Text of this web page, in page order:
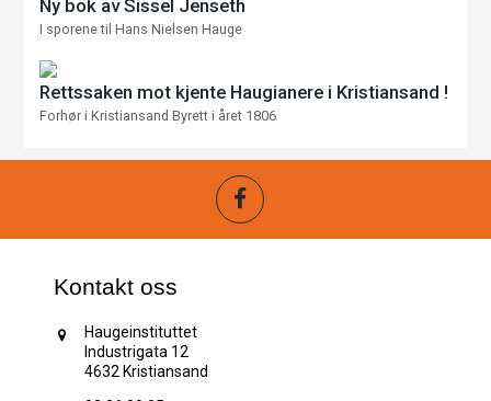
Ny bok av Sissel Jenseth
I sporene til Hans Nielsen Hauge
Rettssaken mot kjente Haugianere i Kristiansand !
Forhør i Kristiansand Byrett i året 1806
Kontakt oss
Haugeinstituttet
Industrigata 12
4632 Kristiansand